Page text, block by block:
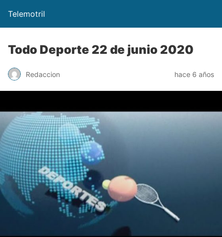
Telemotril
Todo Deporte 22 de junio 2020
Redaccion hace 6 años